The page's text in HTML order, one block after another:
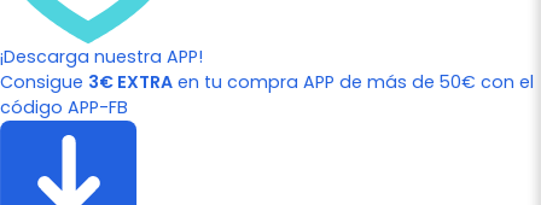
¡Descarga nuestra APP!
Consigue 3€ EXTRA en tu compra APP de más de 50€ con el
código APP-FB